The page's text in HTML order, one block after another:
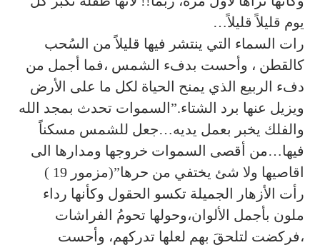
يوم قليلاً قليلاً…
رات السماء التي ينتشر فيها قليلاً من السُحب
كالقطن ، وأحست بدفء الشمس ،فما أجمل من
دفء الربيع الذي يمنح الحياة لكل ما على الأرض
ويزيل عنها برد الشتاء.”السموات تحدث بمجد الله
والفلك يخبر بعمل يديه…جعل للشمس مسكناً
فيها…من أقصى السموات خروجها ومدارها الى
اقاصيها ولا شئ يختفي من حرها”(مزمور 19 )
رأت الأزهار الجميلة تكسو الحقول وكأنها رداء
ملون بأجمل الألوان،وحولها تحومُ الفراشات
،فركضت لتلحقَ بهم لعلها تدركهم، وأحست